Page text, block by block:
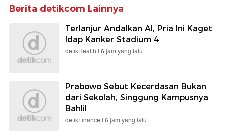
Berita detikcom Lainnya
Terlanjur Andalkan AI, Pria Ini Kaget
Idap Kanker Stadium 4
detikHealth | 6 jam yang lalu
Prabowo Sebut Kecerdasan Bukan
dari Sekolah, Singgung Kampusnya
Bahlil
detikFinance | 6 jam yang lalu